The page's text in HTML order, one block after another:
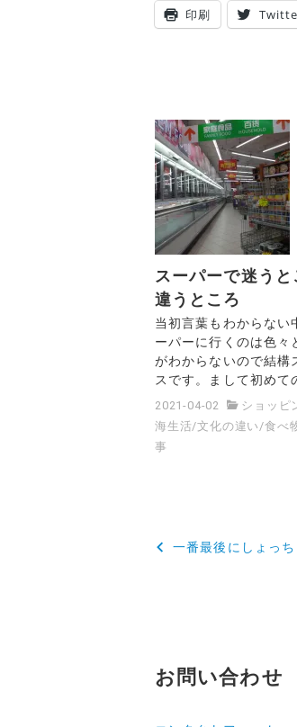
印刷
スーパーで迷う
違うところ
当初言葉もわからない
ーパーに行くのは色々
がわからないので結構
スです。まして初めて
2021-04-02 ショッピ
海生活/文化の違い/食べ
事
投
ゲ
一番最後にしょっ
お問い合わせ